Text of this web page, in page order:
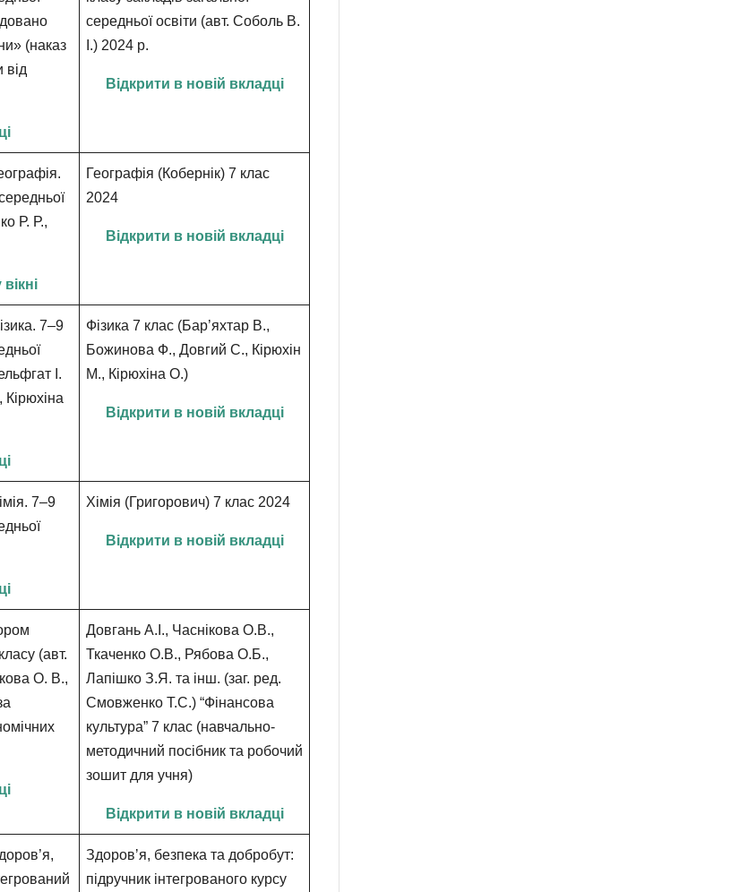
(наказ
від
середньої освіти (авт. Соболь В.
І.) 2024 р.
Відкрити в новій вкладці
Р. Р.,
Географія (Кобернік) 7 клас
2024
Відкрити в новій вкладці
7–9
І.
Фізика 7 клас (Бар’яхтар В.,
Божинова Ф., Довгий С., Кірюхін
М., Кірюхіна О.)
Відкрити в новій вкладці
7–9
Хімія (Григорович) 7 клас 2024
Відкрити в новій вкладці
(авт.
О. В.,
Довгань А.І., Часнікова О.В.,
Ткаченко О.В., Рябова О.Б.,
Лапішко З.Я. та інш. (заг. ред.
Смовженко Т.С.) “Фінансова
культура” 7 клас (навчально-
методичний посібник та робочий
зошит для учня)
Відкрити в новій вкладці
Здоровʼя, безпека та добробут:
підручник інтегрованого курсу